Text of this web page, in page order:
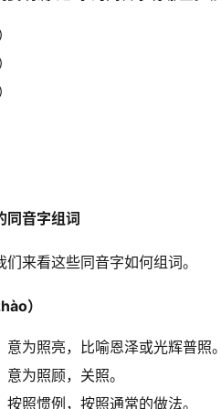
同音字组词
来看这些同音字如何组词。
）
意为照亮，比喻恩泽或光辉普照
意为照顾，关照。
按照惯例，按照通常的做法。